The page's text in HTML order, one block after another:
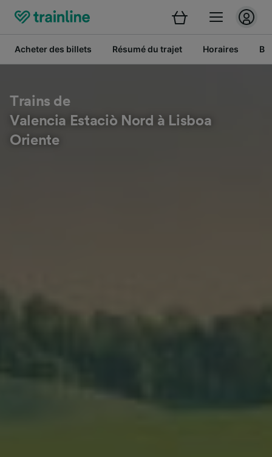
Acheter des billets Résumé du trajet Horaires
Trains de
Valencia Estaciò Nord à Lisboa
Oriente